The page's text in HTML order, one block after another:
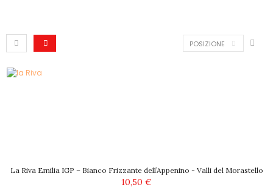
POSIZIONE
La Riva Emilia IGP – Bianco Frizzante dell’Appenino - Valli del Morastello
10,50 €